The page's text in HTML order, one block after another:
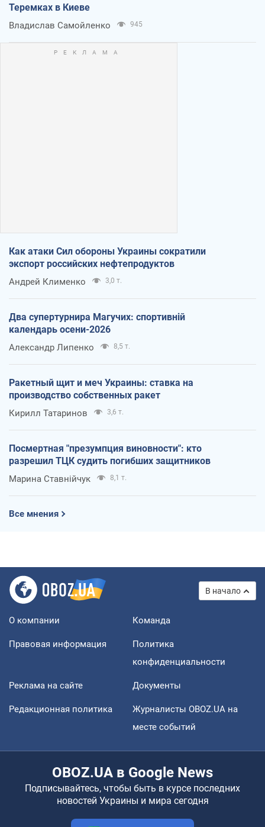
Теремках в Киеве
Владислав Самойленко 945
Как атаки Сил обороны Украины сократили
экспорт российских нефтепродуктов
Андрей Клименко 3,0 т.
Два супертурнира Магучих: спортивній
календарь осени-2026
Александр Липенко 8,5 т.
Ракетный щит и меч Украины: ставка на
производство собственных ракет
Кирилл Татаринов 3,6 т.
Посмертная "презумпция виновности": кто
разрешил ТЦК судить погибших защитников
Марина Ставнійчук 8,1 т.
Все мнения
В начало
О компании Команда
Правовая информация
Политика
конфиденциальности
Реклама на сайте Документы
Редакционная политика
Журналисты OBOZ.UA на
месте событий
OBOZ.UA в Google News
Подписывайтесь, чтобы быть в курсе последних
новостей Украины и мира сегодня